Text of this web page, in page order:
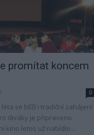
promítat koncem
0
léta se blíží i tradiční zahájení
diváky je připraveno
kino letos už nabídlo...